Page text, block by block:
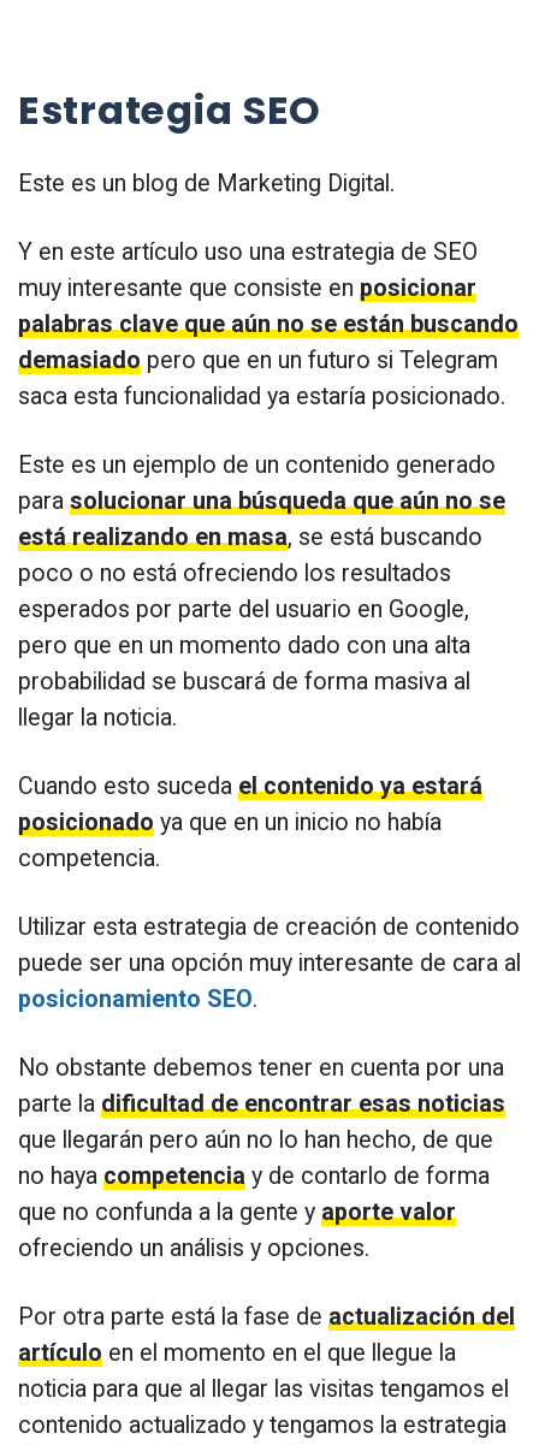
Estrategia SEO
Este es un blog de Marketing Digital.
Y en este artículo uso una estrategia de SEO
muy interesante que consiste en posicionar
palabras clave que aún no se están buscando
demasiado pero que en un futuro si Telegram
saca esta funcionalidad ya estaría posicionado.
Este es un ejemplo de un contenido generado
para solucionar una búsqueda que aún no se
está realizando en masa, se está buscando
poco o no está ofreciendo los resultados
esperados por parte del usuario en Google,
pero que en un momento dado con una alta
probabilidad se buscará de forma masiva al
llegar la noticia.
Cuando esto suceda el contenido ya estará
posicionado ya que en un inicio no había
competencia.
Utilizar esta estrategia de creación de contenido
puede ser una opción muy interesante de cara al
posicionamiento SEO.
No obstante debemos tener en cuenta por una
parte la dificultad de encontrar esas noticias
que llegarán pero aún no lo han hecho, de que
no haya competencia y de contarlo de forma
que no confunda a la gente y aporte valor
ofreciendo un análisis y opciones.
Por otra parte está la fase de actualización del
artículo en el momento en el que llegue la
noticia para que al llegar las visitas tengamos el
contenido actualizado y tengamos la estrategia